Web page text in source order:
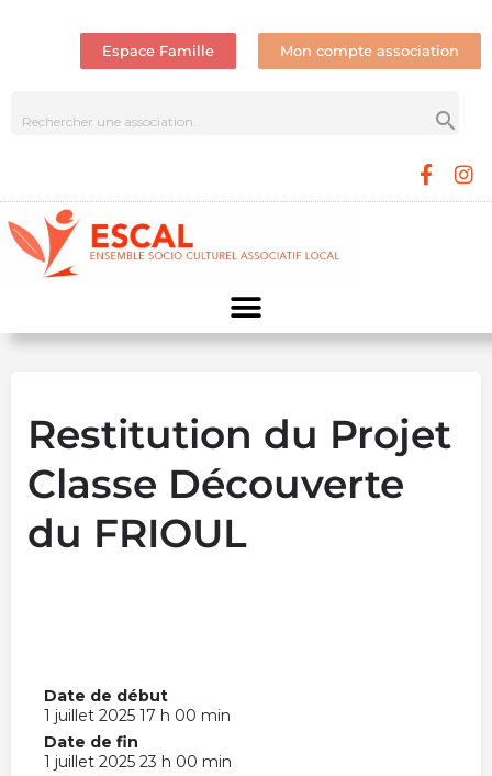
Espace Famille Mon compte association
Restitution du Projet
Classe Découverte
du FRIOUL
Date de début
1 juillet 2025 17 h 00 min
Date de fin
1 juillet 2025 23 h 00 min